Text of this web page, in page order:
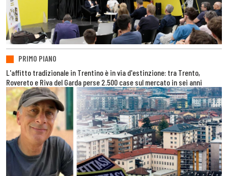
PRIMO PIANO
L'affitto tradizionale in Trentino è in via d'estinzione: tra Trento,
Rovereto e Riva del Garda perse 2.500 case sul mercato in sei anni